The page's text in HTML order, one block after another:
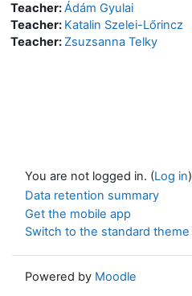
Teacher:Ádám Gyulai
Teacher: Katalin Szelei-Lőrincz
Teacher: Zsuzsanna Telky
You are not logged in. (Log in)
Data retention summary
Get the mobile app
Switch to the standard theme
Powered by Moodle